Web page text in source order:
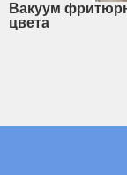
Вакуум
цвета